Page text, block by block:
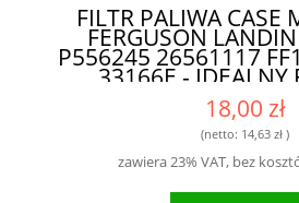
FILTR PALIWA CASE
FERGUSON
P556245 26561117
33166E - IDEALNY
INTENSYWNIE
MASZYN
18,00 zł
(netto: 14,63 zł)
zawiera 23% VAT, bez